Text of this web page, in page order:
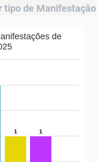
tipo de Manifestação
de
1 1